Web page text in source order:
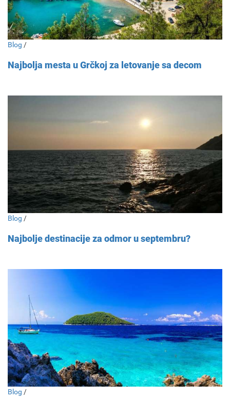
Blog /
Najbolja mesta u Grčkoj za letovanje sa decom
Blog /
Najbolje destinacije za odmor u septembru?
Blog /